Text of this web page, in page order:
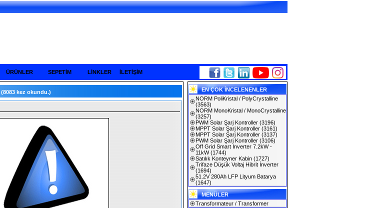
ÜRÜNLER SEPETİM LİNKLER İLETİŞİM
(8083 kez okundu.)
EN ÇOK İNCELENENLER
NORM PoliKristal / PolyCrystalline
(3563)
NORM MonoKristal / MonoCrystalline
(3257)
PWM Solar Şarj Kontroller (3196)
MPPT Solar Şarj Kontroller (3161)
MPPT Solar Şarj Kontroller (3137)
PWM Solar Şarj Kontroller (3106)
Off Grid Smart Inverter 7.2kW -
11kW(1744)
Satılık Konteyner Kabin (1727)
Trifaze Düşük Voltaj Hibrit İnverter
(1694)
51.2V 280Ah LFP Lityum Batarya
(1647)
MENÜLER
Transformateur / Transformer